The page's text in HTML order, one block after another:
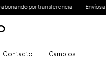
por transferencia Envíos a
Contacto Cambios